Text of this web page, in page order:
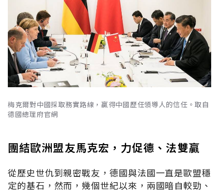
梅克爾對中國採取務實路線，贏得中國歷任領導人的信任。取自
德國總理府官網
團結歐洲盟友馬克宏，力促德、法雙贏
從歷史世仇到親密戰友，德國與法國一直是歐盟穩
定的基石，然而，幾個世紀以來，兩國暗自較勁、